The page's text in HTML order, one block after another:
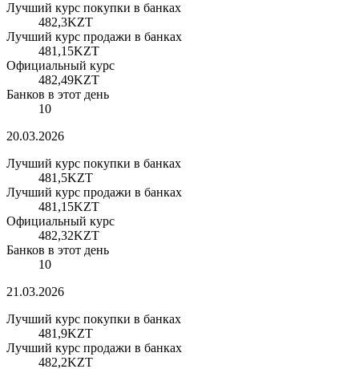
Лучший курс покупки в банках
482,3KZT
Лучший курс продажи в банках
481,15KZT
Официальный курс
482,49KZT
Банков в этот день
10
20.03.2026
Лучший курс покупки в банках
481,5KZT
Лучший курс продажи в банках
481,15KZT
Официальный курс
482,32KZT
Банков в этот день
10
21.03.2026
Лучший курс покупки в банках
481,9KZT
Лучший курс продажи в банках
482,2KZT